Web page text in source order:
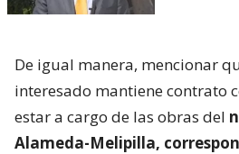
De igual manera, mencionar
interesado mantiene contrato
estar a cargo de las obras del
Alameda-Melipilla,